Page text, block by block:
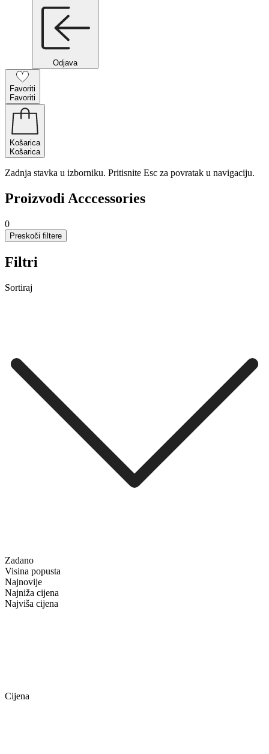
Odjava
Favoriti
Favoriti
Košarica
Košarica
Zadnja stavka u izborniku. Pritisnite Esc za povratak u navigaciju.
Proizvodi Acccessories
0
Preskoči filtere
Filtri
Sortiraj
Zadano
Visina popusta
Najnovije
Najniža cijena
Najviša cijena
Cijena